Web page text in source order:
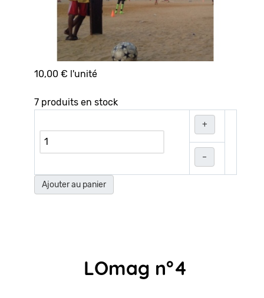
10,00 € l'unité
7 produits en stock
+
–
Ajouter au panier
LOmag n°4